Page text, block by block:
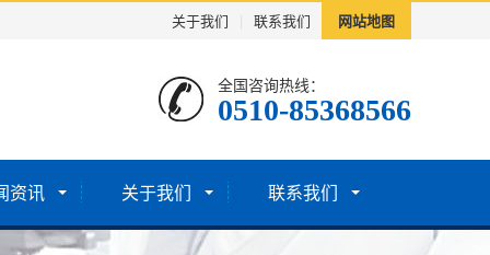
关于我们 联系我们 网站地图
全国咨询热线：
0510-85368566
资讯 关于我们 联系我们